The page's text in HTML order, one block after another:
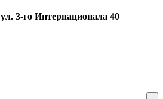
ул. 3-го Интернационала 40